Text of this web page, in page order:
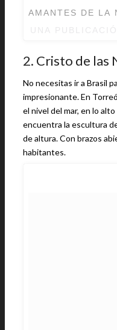
AMANTES DE LA
2. Cristo de las
No necesitas ir a Brasil
impresionante. En
el nivel del mar, en lo
encuentra la escultura
de altura. Con brazos
habitantes.